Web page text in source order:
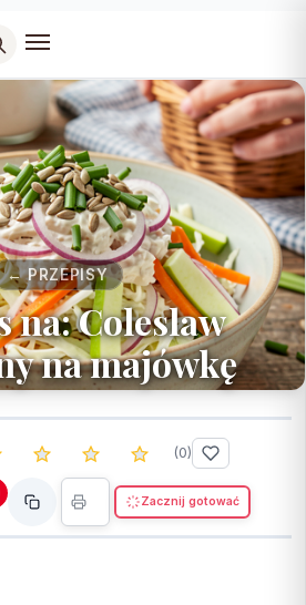
← PRZEPISY
na: Coleslaw
na majówkę
(0)
Zacznij gotować